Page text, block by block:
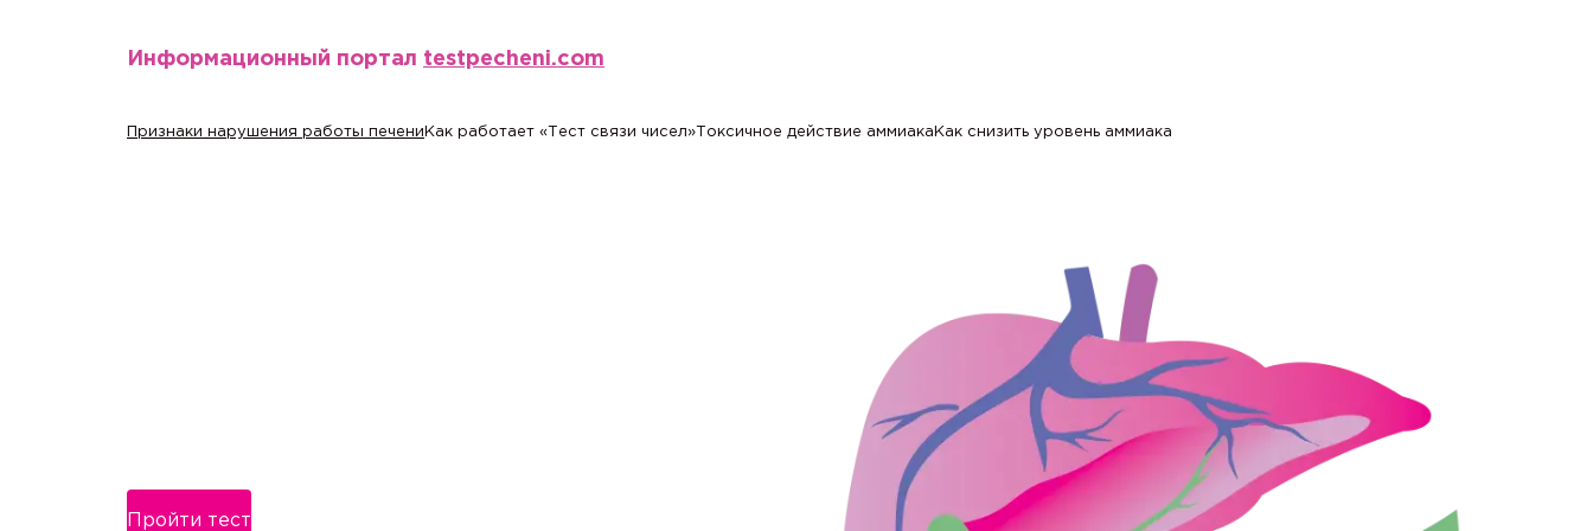
Информационный портал testpecheni.com
Признаки нарушения работы печени Как работает «Тест связи чисел» Токсичное действие аммиака Как снизить уровень аммиака
Пройти тест